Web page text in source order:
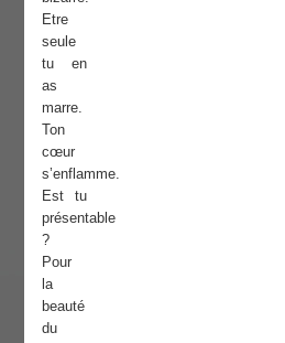
Etre
seule
tu en
as
marre.
Ton
cœur
s’enflamme.
Est tu
présentable
?
Pour
la
beauté
du